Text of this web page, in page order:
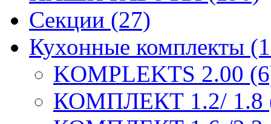
Секции (27)
Кухонные комплекты
KOMPLEKTS 2.00
КОМПЛЕКТ 1.2/ 1.8